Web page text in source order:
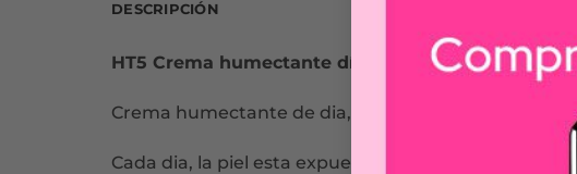
DESCRIPCIÓN
HT5 Crema humectante día L´Oréal Paris Hidra
Crema humectante de dia, nutre e ilumina tu piel, y
Cada dia, la piel esta expuesta a multiples